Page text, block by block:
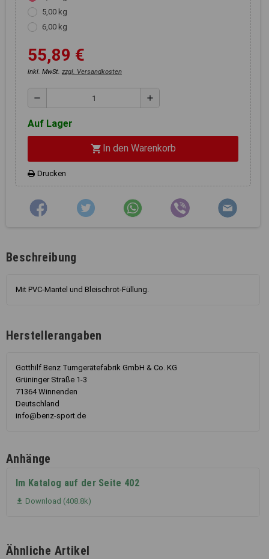
5,00 kg
6,00 kg
55,89 €
inkl. MwSt. zzgl. Versandkosten
remove add
Auf Lager
shopping_cart In den Warenkorb
Drucken
Beschreibung
Mit PVC-Mantel und Bleischrot-Füllung.
Herstellerangaben
Gotthilf Benz Turngerätefabrik GmbH & Co. KG
Grüninger Straße 1-3
71364 Winnenden
Deutschland
info@benz-sport.de
Anhänge
Im Katalog auf der Seite 402
 Download (408.8k)
Ähnliche Artikel